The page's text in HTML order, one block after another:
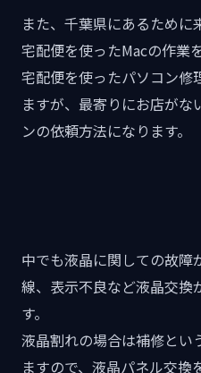
また、千葉県にあるため
宅配便を使ったMacの作業
宅配便を使ったパソコン修
ますが、最寄りにお店が
ンの依頼方法になります。
中でも液晶に関しての故障
線、表示不良など液晶交換
す。
液晶割れの場合は補修とい
ますので、液晶パネル交換